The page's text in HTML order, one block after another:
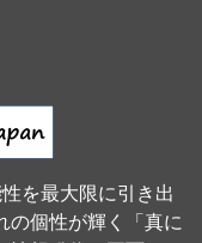
を最大限に引き出
の個性が輝く「真に